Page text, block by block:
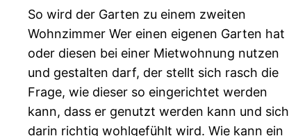
So wird der Garten zu einem zweiten
Wohnzimmer Wer einen eigenen Garten hat
oder diesen bei einer Mietwohnung nutzen
und gestalten darf, der stellt sich rasch die
Frage, wie dieser so eingerichtet werden
kann, dass er genutzt werden kann und sich
darin richtig wohlgefühlt wird. Wie kann ein